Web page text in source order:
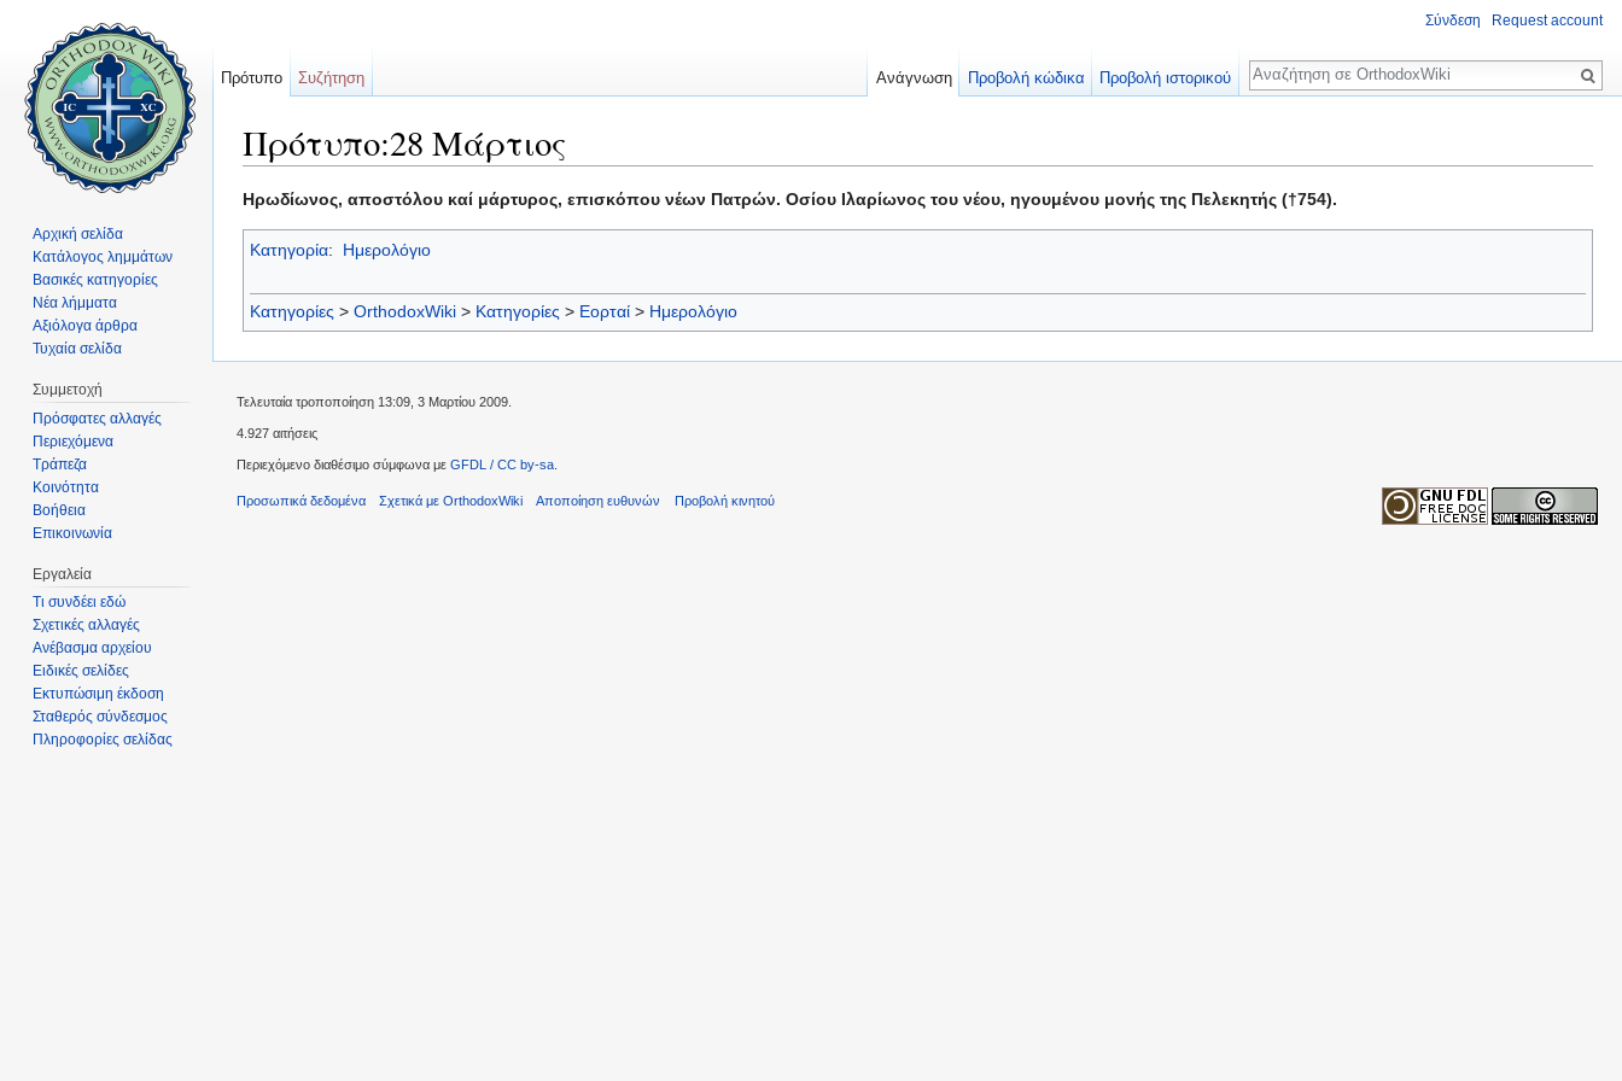
Πρότυπο:28 Μάρτιος
Ηρωδίωνος, αποστόλου καί μάρτυρος, επισκόπου νέων Πατρών. Οσίου Ιλαρίωνος του νέου, ηγουμένου μονής της Πελεκητής (†754).
Κατηγορία: Ημερολόγιο
Κατηγορίες > OrthodoxWiki > Κατηγορίες > Εορταί > Ημερολόγιο
Σύνδεση Request account
Πρότυπο Συζήτηση Ανάγνωση Προβολή κώδικα Προβολή ιστορικού
Αναζήτηση
Αρχική σελίδα
Κατάλογος λημμάτων
Βασικές κατηγορίες
Νέα λήμματα
Αξιόλογα άρθρα
Τυχαία σελίδα
Συμμετοχή
Πρόσφατες αλλαγές
Περιεχόμενα
Τράπεζα
Κοινότητα
Βοήθεια
Επικοινωνία
Εργαλεία
Τι συνδέει εδώ
Σχετικές αλλαγές
Ανέβασμα αρχείου
Ειδικές σελίδες
Εκτυπώσιμη έκδοση
Σταθερός σύνδεσμος
Πληροφορίες σελίδας
Τελευταία τροποποίηση 13:09, 3 Μαρτίου 2009.
4.927 αιτήσεις
Περιεχόμενο διαθέσιμο σύμφωνα με GFDL / CC by-sa
Προσωπικά δεδομένα Σχετικά με OrthodoxWiki Αποποίηση ευθυνών Προβολή κινητού